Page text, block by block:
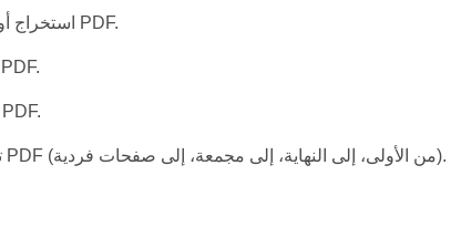
استخراج أو إدراج صفحات PDF.
عمل NUp من PDF.
عمل كتيب من PDF.
تقسيم صفحات PDF (من الأولى، إلى النهاية، إلى مجمعة، إلى صفحات فردية).